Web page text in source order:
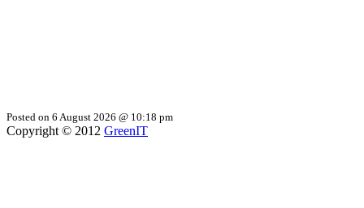
Posted on 6 August 2026 @ 10:18 pm
Copyright © 2012 GreenIT